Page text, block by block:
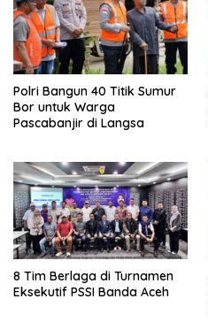
Polri Bangun 40 Titik Sumur
Bor untuk Warga
Pascabanjir di Langsa
8 Tim Berlaga di Turnamen
Eksekutif PSSI Banda Aceh